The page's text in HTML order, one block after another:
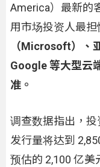
America）最新的
用市场投资人最担
（Microsoft）、
Google 等大型云
准。
调查数据指出，
发行量将达到
预估的 2,100 亿美